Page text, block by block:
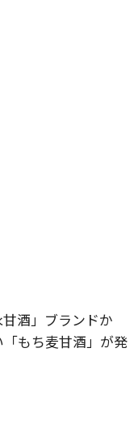
酒」ブランドか
もち麦甘酒」が発